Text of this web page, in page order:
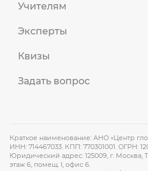
Учителям
Эксперты
Квизы
Задать вопрос
Краткое наименование: АНО «Центр
ИНН: 714467033. КПП: 770301001. ОГРН:
Юридический адрес: 125009, г. Москва,
этаж 6, помещ. I, офис 6.